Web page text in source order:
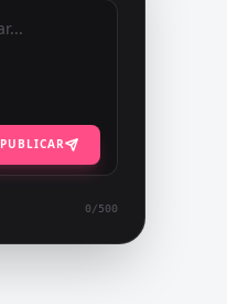
PUBLICAR
0 /500